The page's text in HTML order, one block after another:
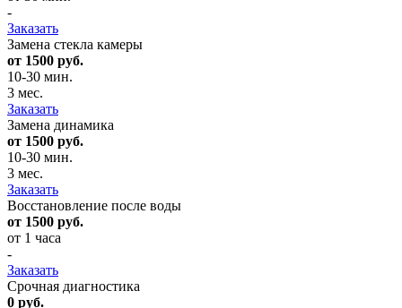
-
Заказать
Замена стекла камеры
от 1500 руб.
10-30 мин.
3 мес.
Заказать
Замена динамика
от 1500 руб.
10-30 мин.
3 мес.
Заказать
Восстановление после воды
от 1500 руб.
от 1 часа
-
Заказать
Срочная диагностика
0 руб.